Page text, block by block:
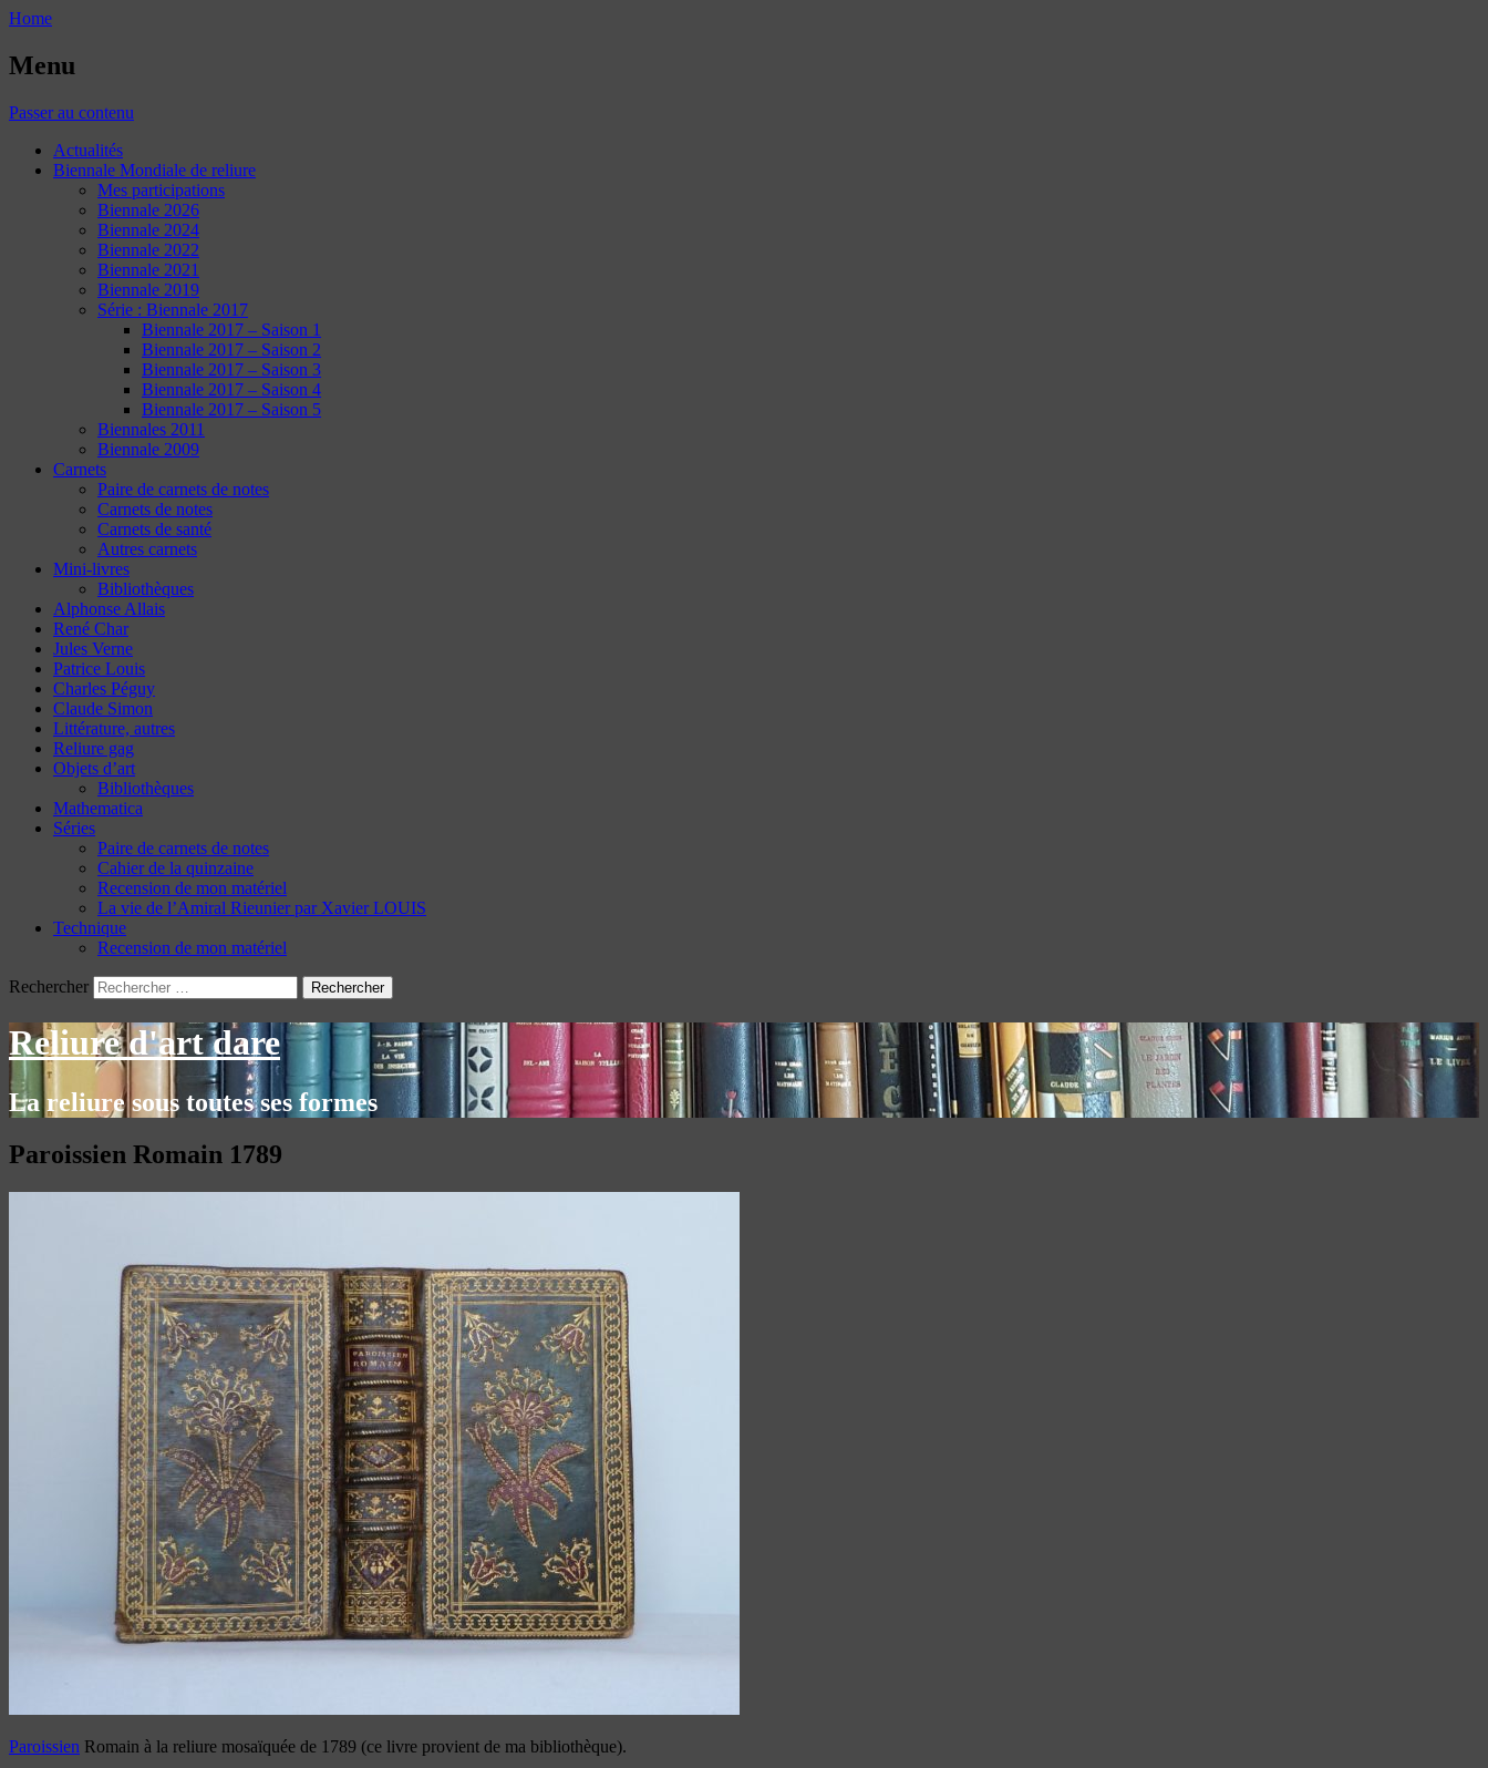
Home
Menu
Passer au contenu
Actualités
Biennale Mondiale de reliure
Mes participations
Biennale 2026
Biennale 2024
Biennale 2022
Biennale 2021
Biennale 2019
Série : Biennale 2017
Biennale 2017 – Saison 1
Biennale 2017 – Saison 2
Biennale 2017 – Saison 3
Biennale 2017 – Saison 4
Biennale 2017 – Saison 5
Biennales 2011
Biennale 2009
Carnets
Paire de carnets de notes
Carnets de notes
Carnets de santé
Autres carnets
Mini-livres
Bibliothèques
Alphonse Allais
René Char
Jules Verne
Patrice Louis
Charles Péguy
Claude Simon
Littérature, autres
Reliure gag
Objets d’art
Bibliothèques
Mathematica
Séries
Paire de carnets de notes
Cahier de la quinzaine
Recension de mon matériel
La vie de l’Amiral Rieunier par Xavier LOUIS
Technique
Recension de mon matériel
Rechercher
Reliure d'art dare
La reliure sous toutes ses formes
Paroissien Romain 1789
Paroissien Romain à la reliure mosaïquée de 1789 (ce livre provient de ma bibliothèque).